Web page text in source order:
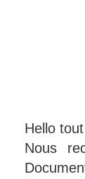
Hello
Nous